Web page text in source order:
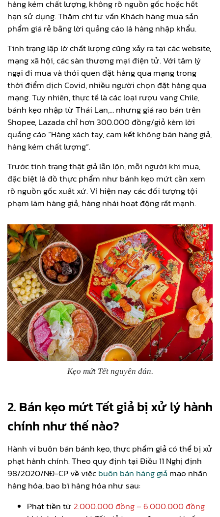
hàng kém chất lượng, không rõ nguồn gốc hoặc hết
hạn sử dụng. Thậm chí tư vấn Khách hàng mua sản
phẩm giá rẻ bằng lời quảng cáo là hàng nhập khẩu.
Tình trạng lập lờ chất lượng cũng xảy ra tại các website,
mạng xã hội, các sàn thương mại điện tử. Với tâm lý
ngại đi mua và thói quen đặt hàng qua mạng trong
thời điểm dịch Covid, nhiều người chọn đặt hàng qua
mạng. Tuy nhiên, thực tế là các loại rượu vang Chile,
bánh kẹo nhập từ Thái Lan,… nhưng giá rao bán trên
Shopee, Lazada chỉ hơn 300.000 đồng/giỏ kèm lời
quảng cáo “Hàng xách tay, cam kết không bán hàng giả,
hàng kém chất lượng”.
Trước tình trạng thật giả lẫn lộn, mỗi người khi mua,
đặc biệt là đồ thực phẩm như bánh kẹo mứt cần xem
rõ nguồn gốc xuất xứ. Vì hiện nay các đối tượng tội
phạm làm hàng giả, hàng nhái hoạt động rất mạnh.
Kẹo mứt Tết nguyên đán.
2. Bán kẹo mứt Tết giả bị xử lý hành
chính như thế nào?
Hành vi buôn bán bánh kẹo, thực phẩm giả có thể bị xử
phạt hành chính. Theo quy định tại Điều 11 Nghị định
98/2020/NĐ-CP về việcbuôn bán hàng giảmạo nhãn
hàng hóa, bao bì hàng hóa như sau:
Phạt tiền từ2.000.000 đồng – 6.000.000 đồng